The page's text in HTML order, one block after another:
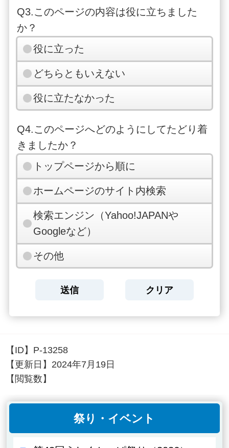
Q3.このページの内容は役に立ちました
か？
役に立った
どちらともいえない
役に立たなかった
Q4.このページへどのようにしてたどり着
きましたか？
トップページから順に
ホームページのサイト内検索
検索エンジン（Yahoo!JAPANや
Googleなど）
その他
【ID】 P-13258
【更新日】 2024年7月19日
【閲覧数】
祭り・イベント